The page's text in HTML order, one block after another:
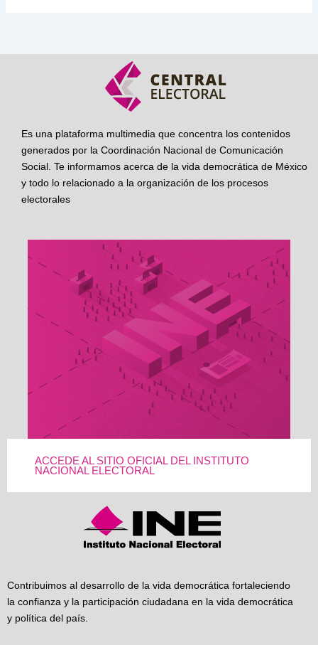
Es una plataforma multimedia que concentra los contenidos
generados por la Coordinación Nacional de Comunicación
Social. Te informamos acerca de la vida democrática de México
y todo lo relacionado a la organización de los procesos
electorales
ACCEDE AL SITIO OFICIAL DEL INSTITUTO
NACIONAL ELECTORAL
Contribuimos al desarrollo de la vida democrática fortaleciendo
la confianza y la participación ciudadana en la vida democrática
y política del país.